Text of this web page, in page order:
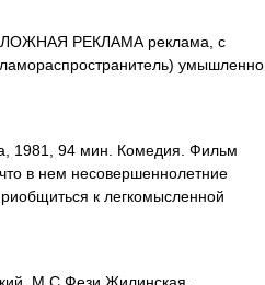
РЕКЛАМА реклама, с
умышленно
94 мин. Комедия. Фильм
в нем несовершеннолетние
к легкомысленной